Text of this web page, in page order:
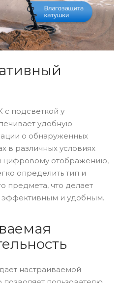
подсветкой у
удобную
о обнаруженных
в различных условиях
цифровому отображению,
определить тип и
предмета, что делает
эффективным и удобным.
настраиваемой